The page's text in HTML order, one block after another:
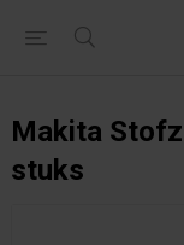
Makita
stuks